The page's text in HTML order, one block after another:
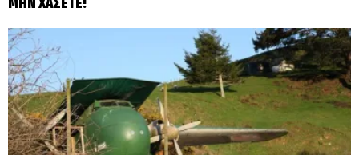
ΜΗΝ ΧΑΣΕΤΕ!